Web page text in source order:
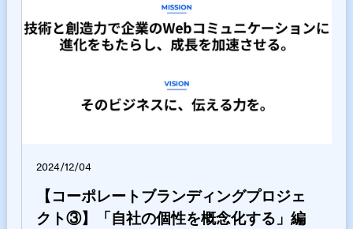
2024/12/04
【コーポレートブランディングプロジェ
クト③】「自社の個性を概念化する」編